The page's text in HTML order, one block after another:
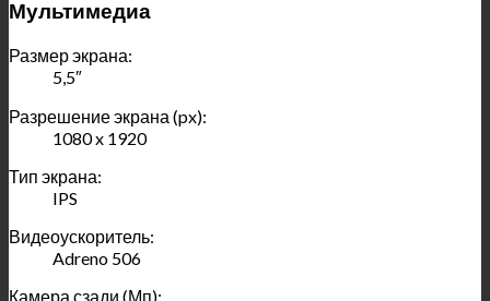
Мультимедиа
Размер экрана:
5,5″
Разрешение экрана (px):
1080 x 1920
Тип экрана:
IPS
Видеоускоритель:
Adreno 506
Камера сзади (Мп):